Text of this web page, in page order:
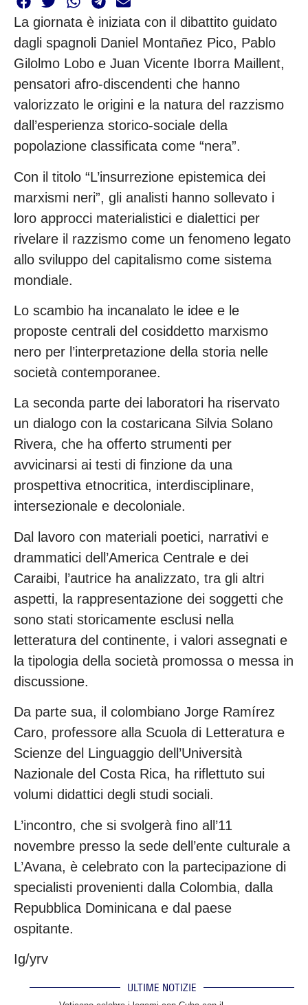
La giornata è iniziata con il dibattito guidato
dagli spagnoli Daniel Montañez Pico, Pablo
Gilolmo Lobo e Juan Vicente Iborra Maillent,
pensatori afro-discendenti che hanno
valorizzato le origini e la natura del razzismo
dall’esperienza storico-sociale della
popolazione classificata come “nera”.
Con il titolo “L’insurrezione epistemica dei
marxismi neri”, gli analisti hanno sollevato i
loro approcci materialistici e dialettici per
rivelare il razzismo come un fenomeno legato
allo sviluppo del capitalismo come sistema
mondiale.
Lo scambio ha incanalato le idee e le
proposte centrali del cosiddetto marxismo
nero per l’interpretazione della storia nelle
società contemporanee.
La seconda parte dei laboratori ha riservato
un dialogo con la costaricana Silvia Solano
Rivera, che ha offerto strumenti per
avvicinarsi ai testi di finzione da una
prospettiva etnocritica, interdisciplinare,
intersezionale e decoloniale.
Dal lavoro con materiali poetici, narrativi e
drammatici dell’America Centrale e dei
Caraibi, l’autrice ha analizzato, tra gli altri
aspetti, la rappresentazione dei soggetti che
sono stati storicamente esclusi nella
letteratura del continente, i valori assegnati e
la tipologia della società promossa o messa in
discussione.
Da parte sua, il colombiano Jorge Ramírez
Caro, professore alla Scuola di Letteratura e
Scienze del Linguaggio dell’Università
Nazionale del Costa Rica, ha riflettuto sui
volumi didattici degli studi sociali.
L’incontro, che si svolgerà fino all’11
novembre presso la sede dell’ente culturale a
L’Avana, è celebrato con la partecipazione di
specialisti provenienti dalla Colombia, dalla
Repubblica Dominicana e dal paese
ospitante.
Ig/yrv
ULTIME NOTIZIE